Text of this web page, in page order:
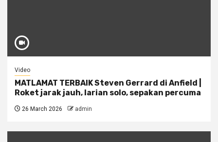
Video
MATLAMAT TERBAIK Steven Gerrard di Anfield |
Roket jarak jauh, larian solo, sepakan percuma
26 March 2026 admin